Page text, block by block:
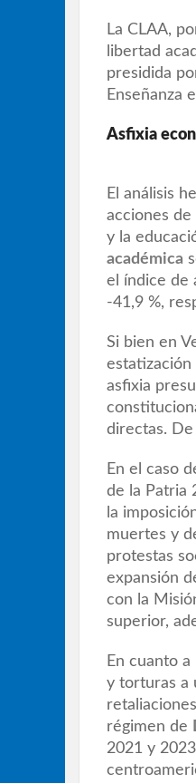
La CLAA,
libertad
presidida
Enseñanza
Asfixia
El análisis
acciones
y la
académica
el índice de
-41,9 %,
Si bien en
estatización
asfixia
directas.
En el caso
de la Patria
la
muertes y
protestas
expansión
con la
superior,
En cuanto
y torturas a
régimen de
2021 y